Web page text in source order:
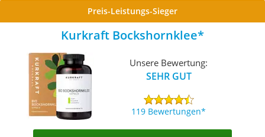
Preis-Leistungs-Sieger
Kurkraft Bockshornklee
Unsere Bewertung:
SEHR GUT
119 Bewertungen